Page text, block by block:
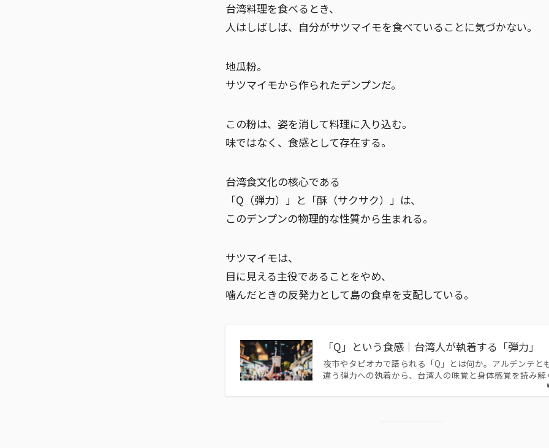
台湾料理を食べるとき、
人はしばしば、自分がサツマイモを食べていることに気づかない。
地瓜粉。
サツマイモから作られたデンプンだ。
この粉は、姿を消して料理に入り込む。
味ではなく、食感として存在する。
台湾食文化の核心である
「Q（弾力）」と「酥（サクサク）」は、
このデンプンの物理的な性質から生まれる。
サツマイモは、
目に見える主役であることをやめ、
噛んだときの反発力として島の食卓を支配している。
「Q」という食感｜台湾人が執着する「弾力」
夜市やタピオカで語られる「Q」とは何か。アルデンテと
違う弾力への執着から、台湾人の味覚と身体感覚を読み解